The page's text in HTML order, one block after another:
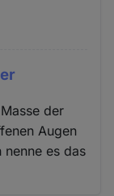
der
Augen
es das